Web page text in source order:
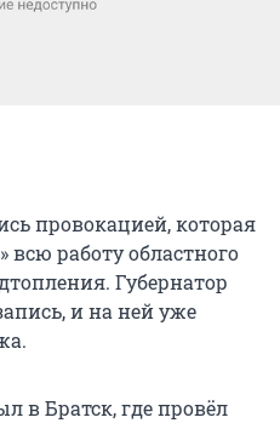
провокацией, которая
работу областного
Губернатор
и на ней уже
в Братск, где провёл